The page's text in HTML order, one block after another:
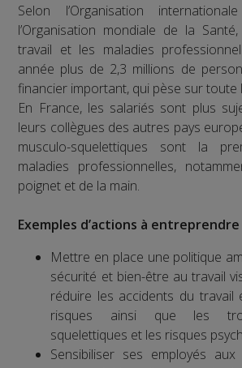
Selon l’Organisation
l’Organisation mondiale de la
travail et les maladies
année plus de 2,3 millions de
financier important, qui pèse sur toute
En France, les salariés sont plus
leurs collègues des autres pays
musculo-squelettiques sont la
maladies professionnelles,
poignet et de la main.
Exemples d’actions à entreprendre
Mettre en place une politique
sécurité et bien-être au travail
réduire les accidents du travail
risques ainsi que les
squelettiques et les risques
Sensibiliser ses employés